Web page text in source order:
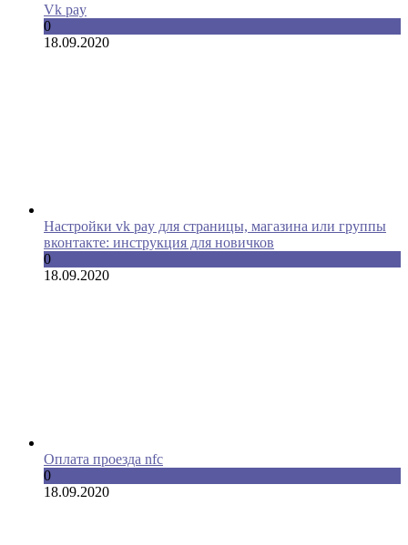
Vk pay
0
18.09.2020
Настройки vk pay для страницы, магазина или группы
вконтакте: инструкция для новичков
0
18.09.2020
Оплата проезда nfc
0
18.09.2020